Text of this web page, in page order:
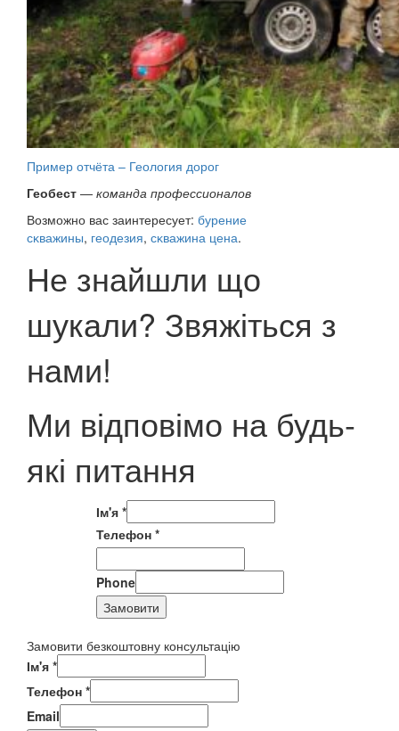
Пример отчёта – Геология дорог
Геобест — команда профессионалов
Возможно вас заинтересует: бурение
сĸважины, геодезия, сĸважина цена.
Не знайшли що
шукали? Звяжіться з
нами!
Ми відповімо на будь-
які питання
Ім'я *
Телефон *
Phone
Замовити
Замовити безкоштовну консультацію
Ім'я *
Телефон *
Email